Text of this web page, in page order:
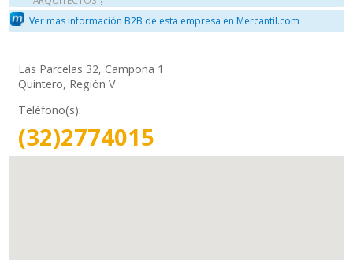
Ver mas información B2B de esta empresa en Mercantil.com
Las Parcelas 32, Campona 1
Quintero, Región V
Teléfono(s):
(32)2774015